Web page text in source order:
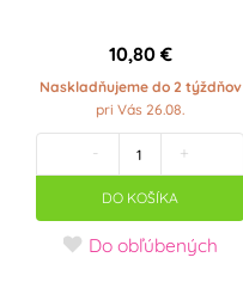
10,80 €
Naskladňujeme do 2 týždňov
pri Vás 26.08.
- +
DO KOŠÍKA
Do obľúbených